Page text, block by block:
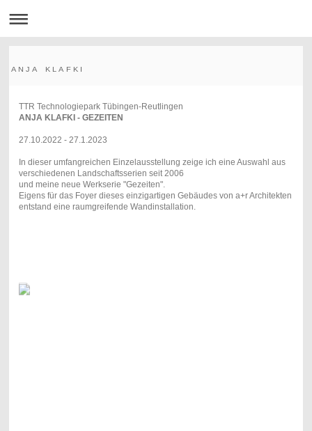
A N J A K L A F K I
TTR Technologiepark Tübingen-Reutlingen
ANJA KLAFKI - GEZEITEN
27.10.2022 - 27.1.2023
In dieser umfangreichen Einzelausstellung zeige ich eine Auswahl aus
verschiedenen Landschaftsserien seit 2006
und meine neue Werkserie "Gezeiten".
Eigens für das Foyer dieses einzigartigen Gebäudes von a+r Architekten
entstand eine raumgreifende Wandinstallation.